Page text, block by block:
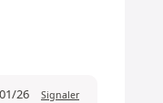
26 Signaler